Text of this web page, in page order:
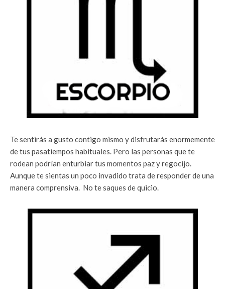
Te sentirás a gusto contigo mismo y disfrutarás enormemente
de tus pasatiempos habituales. Pero las personas que te
rodean podrían enturbiar tus momentos paz y regocijo.
Aunque te sientas un poco invadido trata de responder de una
manera comprensiva. No te saques de quicio.